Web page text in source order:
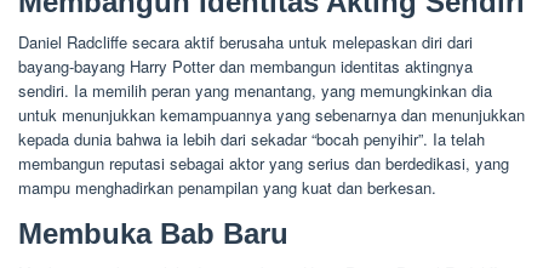
Daniel Radcliffe secara aktif berusaha untuk melepaskan diri dari
bayang-bayang Harry Potter dan membangun identitas aktingnya
sendiri. Ia memilih peran yang menantang, yang memungkinkan dia
untuk menunjukkan kemampuannya yang sebenarnya dan menunjukkan
kepada dunia bahwa ia lebih dari sekadar “bocah penyihir”. Ia telah
membangun reputasi sebagai aktor yang serius dan berdedikasi, yang
mampu menghadirkan penampilan yang kuat dan berkesan.
Membuka Bab Baru